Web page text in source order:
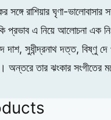
সঙ্গে রাশিয়ার ঘৃণা-
কি প্রভাব এ নিয়ে আলোচনা
দাশ, সুধীন্দ্রনাথ দত্ত, বিষ্ণু
অন্তরে তার ঝংকার